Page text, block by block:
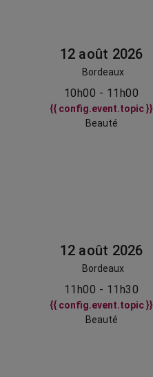
12 août 2026
Bordeaux
10h00 - 11h00
{{ config.event.topic }}
Beauté
12 août 2026
Bordeaux
11h00 - 11h30
{{ config.event.topic }}
Beauté